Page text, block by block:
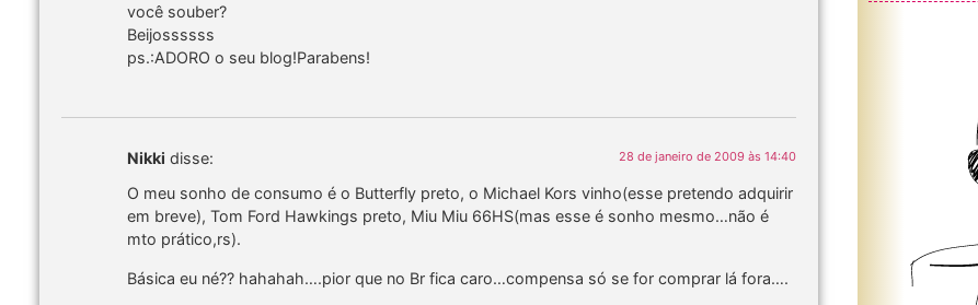
você souber?
Beijossssss
ps.:ADORO o seu blog!Parabens!
Nikki disse: 28 de janeiro de 2009 às 14:40
O meu sonho de consumo é o Butterfly preto, o Michael Kors vinho(esse pretendo adquirir
em breve), Tom Ford Hawkings preto, Miu Miu 66HS(mas esse é sonho mesmo…não é
mto prático,rs).
Básica eu né?? hahahah….pior que no Br fica caro…compensa só se for comprar lá fora….